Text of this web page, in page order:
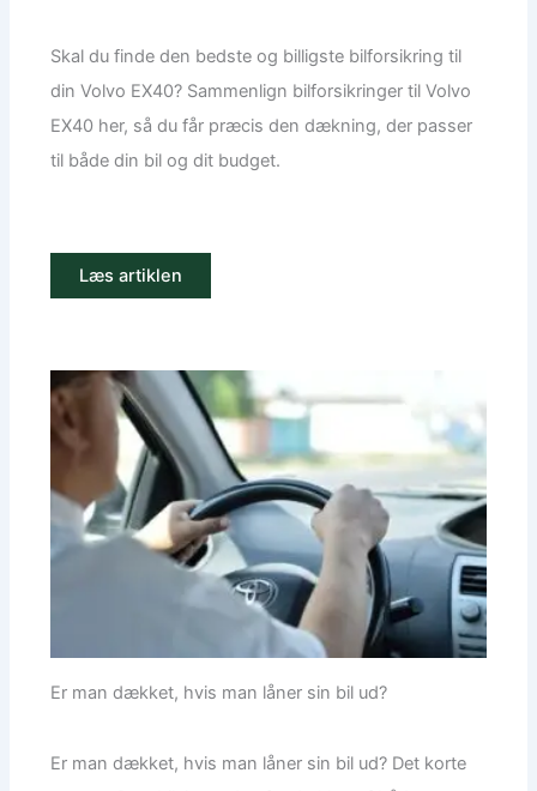
Skal du finde den bedste og billigste bilforsikring til
din Volvo EX40? Sammenlign bilforsikringer til Volvo
EX40 her, så du får præcis den dækning, der passer
til både din bil og dit budget.
Læs artiklen
Er man dækket, hvis man låner sin bil ud?
Er man dækket, hvis man låner sin bil ud? Det korte